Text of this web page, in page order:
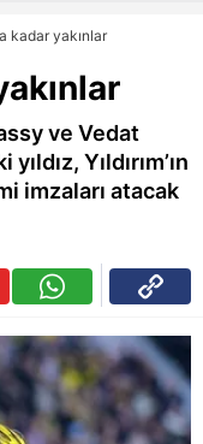
kadar yakınlar
ve Vedat
Yıldırım’ın
imzaları atacak